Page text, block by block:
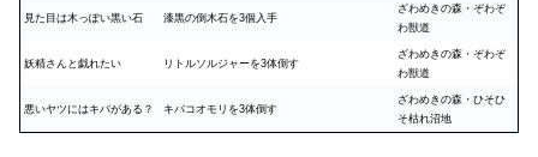
見た目は木っぽい黒い石 漆黒の倒木石を3個入手
ざわめきの森・ぞわぞ
わ獣道
妖精さんと戯れたい リトルソルジャーを3体倒す
ざわめきの森・ぞわぞ
わ獣道
悪いヤツにはキバがある？ キバコオモリを3体倒す
ざわめきの森・ひそひ
そ枯れ沼地